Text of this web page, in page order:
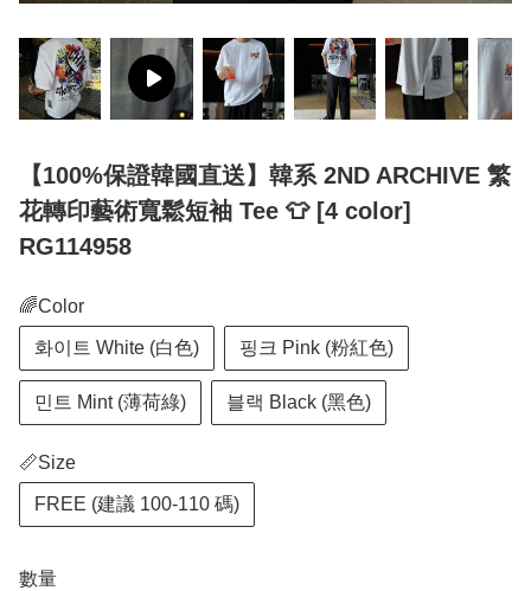
【100%保證韓國直送】韓系 2ND ARCHIVE 繁
花轉印藝術寬鬆短袖 Tee 👕 [4 color]
RG114958
🌈Color
화이트 White (白色) 핑크 Pink (粉紅色)
민트 Mint (薄荷綠) 블랙 Black (黑色)
📏Size
FREE (建議 100-110 碼)
數量